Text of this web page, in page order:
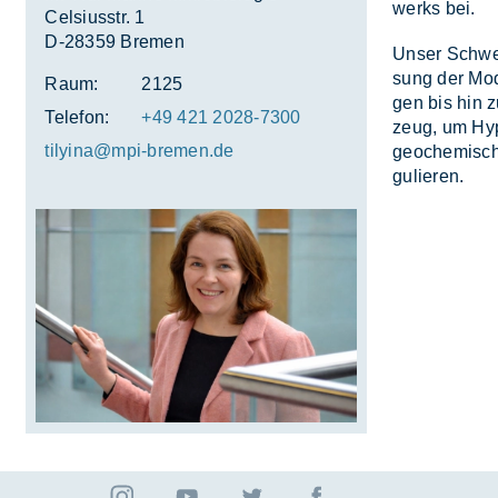
Celsiusstr. 1
D-28359 Bremen
Raum:
2125
Telefon:
+49 421 2028-7300
ti­ly­ina@mpi-bre­men.de
werks bei.
Un­ser
sung der
gen bis hin
zeug, um
gu­lie­ren.